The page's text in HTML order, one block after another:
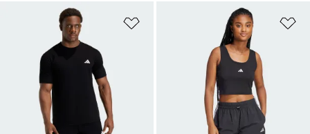
Añadir a la lista de deseos